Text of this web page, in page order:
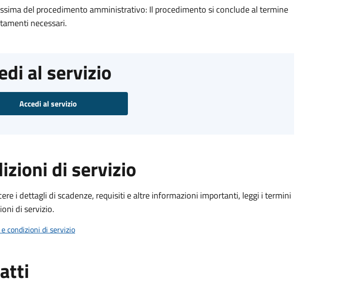
del procedimento amministrativo: Il procedimento si conclude al termine
necessari.
al servizio
Accedi al servizio
di servizio
i dettagli di scadenze, requisiti e altre informazioni importanti, leggi i termini
di servizio.
condizioni di servizio